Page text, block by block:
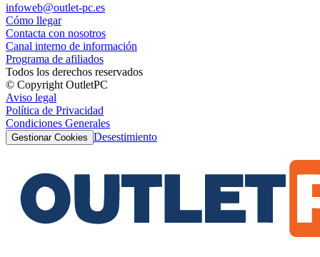
infoweb@outlet-pc.es
Cómo llegar
Contacta con nosotros
Canal interno de información
Programa de afiliados
Todos los derechos reservados
© Copyright OutletPC
Aviso legal
Política de Privacidad
Condiciones Generales
Gestionar Cookies Desestimiento